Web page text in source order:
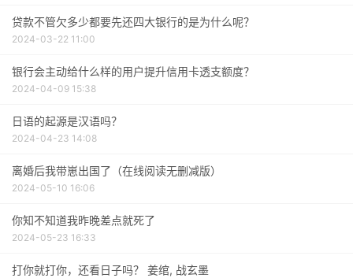
贷款不管欠多少都要先还四大银行的是为什么呢？
2024-03-22 11:00
银行会主动给什么样的用户提升信用卡透支额度？
2024-04-09 15:38
日语的起源是汉语吗？
2024-04-23 14:08
离婚后我带崽出国了（在线阅读无删减版）
2024-05-10 16:06
你知不知道我昨晚差点就死了
2024-05-23 16:33
打你就打你，还看日子吗？ 姜绾, 战玄墨